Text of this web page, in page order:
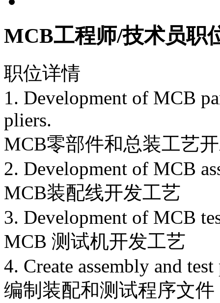
MCB工程师/技术员职
职位详情
1. Development of MCB
pliers.
MCB零部件和总装工艺
2. Development of MCB
MCB装配线开发工艺
3. Development of MCB
MCB 测试机开发工艺
4. Create assembly and test
编制装配和测试程序文件